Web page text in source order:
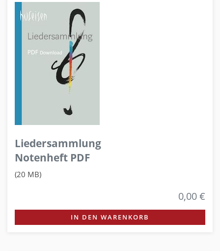
Liedersammlung
Notenheft PDF
(20 MB)
0,00 €
IN DEN WARENKORB